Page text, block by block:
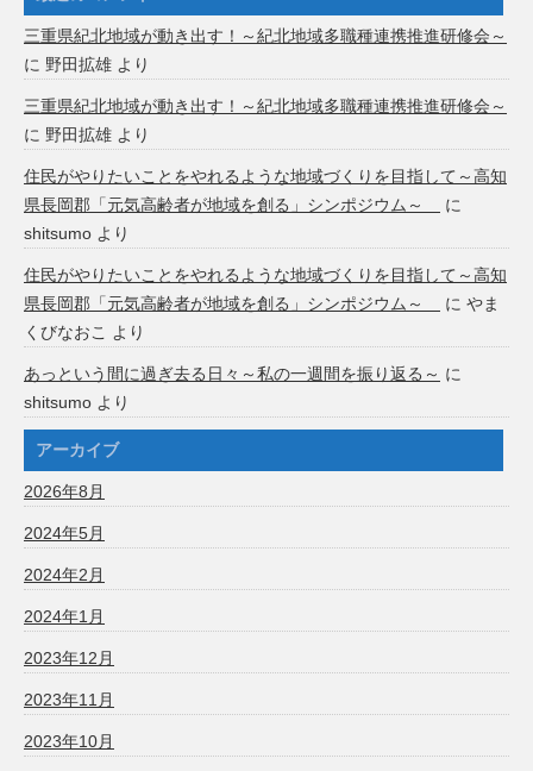
三重県紀北地域が動き出す！～紀北地域多職種連携推進研修会～
に 野田拡雄 より
三重県紀北地域が動き出す！～紀北地域多職種連携推進研修会～
に 野田拡雄 より
住民がやりたいことをやれるような地域づくりを目指して～高知
県長岡郡「元気高齢者が地域を創る」シンポジウム～
に
shitsumo より
住民がやりたいことをやれるような地域づくりを目指して～高知
県長岡郡「元気高齢者が地域を創る」シンポジウム～
に やま
くびなおこ
より
あっという間に過ぎ去る日々～私の一週間を振り返る～ に
shitsumo より
アーカイブ
2026年8月
2024年5月
2024年2月
2024年1月
2023年12月
2023年11月
2023年10月